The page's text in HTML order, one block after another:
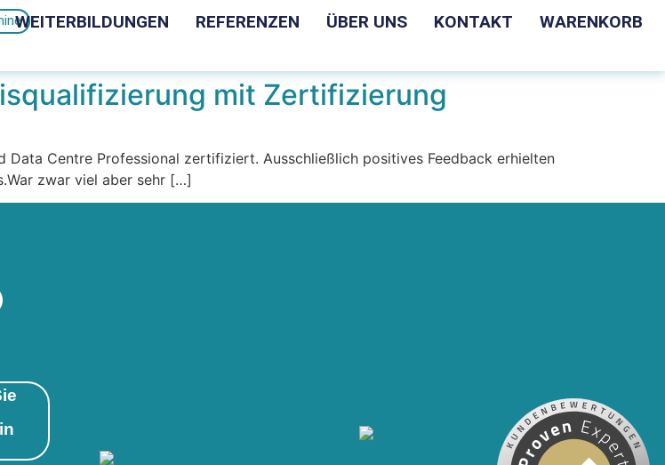
WEITERBILDUNGEN REFERENZEN ÜBER UNS KONTAKT WARENKORB
mit Zertifizierung
Centre Professional zertifiziert. Ausschließlich positives Feedback erhielten
zwar viel aber sehr […]